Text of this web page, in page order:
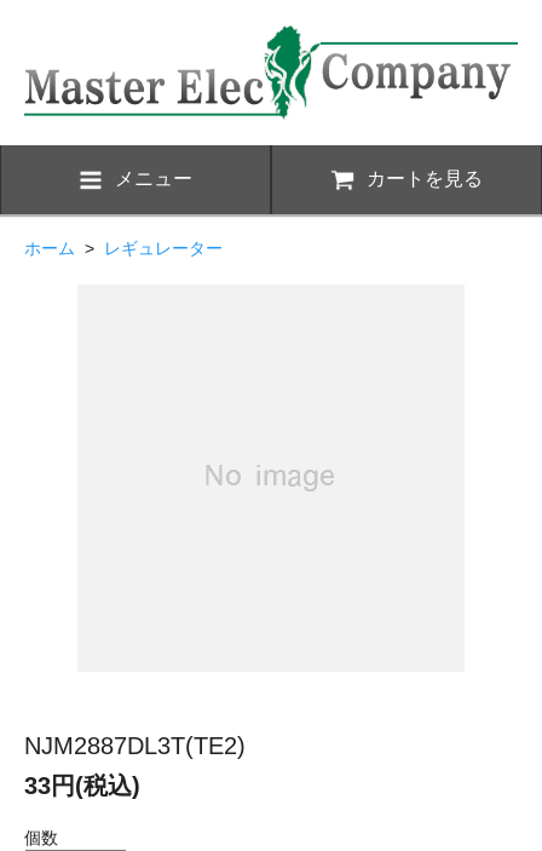
メニュー カートを見る
ホーム > レギュレーター
NJM2887DL3T(TE2)
33円(税込)
個数